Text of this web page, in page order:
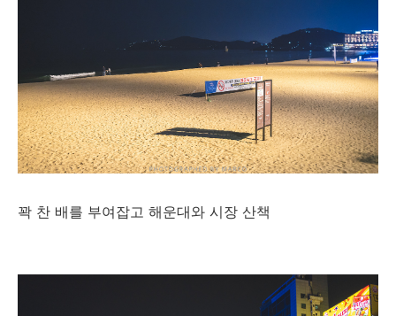
꽉 찬 배를 부여잡고 해운대와 시장 산책